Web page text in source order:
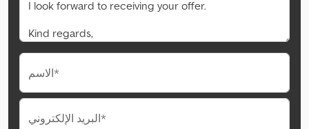
الاسم*
البريد الإلكتروني*